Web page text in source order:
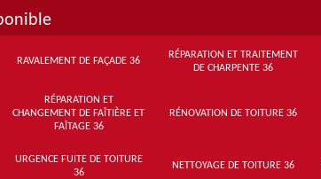
RAVALEMENT DE FAÇADE 36
RÉPARATION ET TRAITEMENT
DE CHARPENTE 36
RÉPARATION ET
CHANGEMENT DE FAÎTIÈRE ET
FAÎTAGE 36
RÉNOVATION DE TOITURE 36
URGENCE FUITE DE TOITURE
36
NETTOYAGE DE TOITURE 36